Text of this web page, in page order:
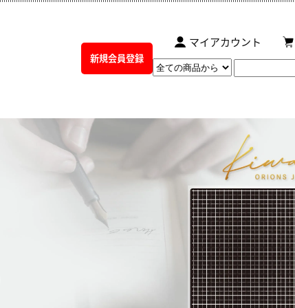
マイアカウント
新規会員登録